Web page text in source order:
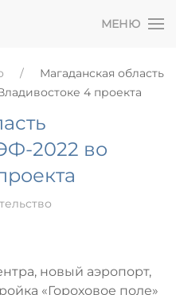
МЕНЮ
Магаданская область
4 проекта
2022 во
новый аэропорт,
«Гороховое поле»